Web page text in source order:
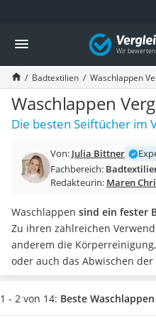
Die beliebtesten Vergleiche nach
Wohnen
Matratzen-Topper
Matratzen
Konferenzlautsprecher
Tageslichtlampe
Badlüfter
Bürohocker
Außenleuchte mit Kamera
Akku-Tischlampe
Konferenzmikrofon
Klappmatratze
Duschkopf mit Kalkfilter
Aktenvernichter
Bettgitter
Vergleich
Badtextilien Waschlappen
Waschlappen
Die besten Seiftücher im
Von: Julia Bittner
Fachbereich:
Redakteurin: Maren
Waschlappen sind ein fester
Zu ihren zahlreichen
anderem die
oder auch das Abwischen der
Vergleichstabelle finden Sie
unterschiedlichen
1 - 2 von 14: Beste Waschlappen